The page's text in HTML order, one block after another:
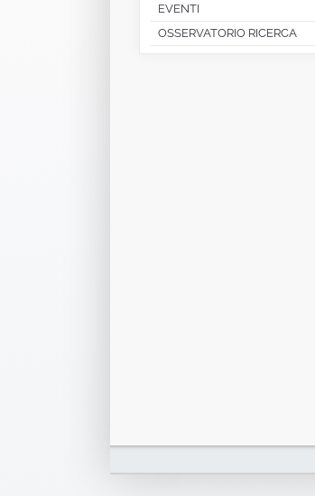
EVENTI
OSSERVATORIO RICERCA